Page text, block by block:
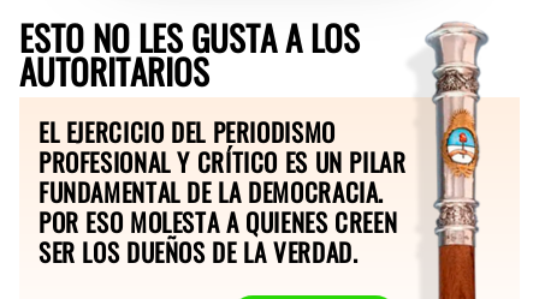
ESTO NO LES GUSTA A LOS
AUTORITARIOS
EL EJERCICIO DEL PERIODISMO
PROFESIONAL Y CRÍTICO ES UN PILAR
FUNDAMENTAL DE LA DEMOCRACIA.
POR ESO MOLESTA A QUIENES CREEN
SER LOS DUEÑOS DE LA VERDAD.